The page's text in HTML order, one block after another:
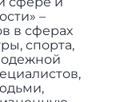
–
в сферах
спорта,